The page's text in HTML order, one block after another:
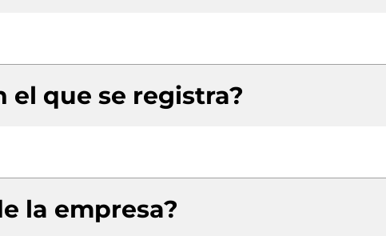
el que se registra?
la empresa?